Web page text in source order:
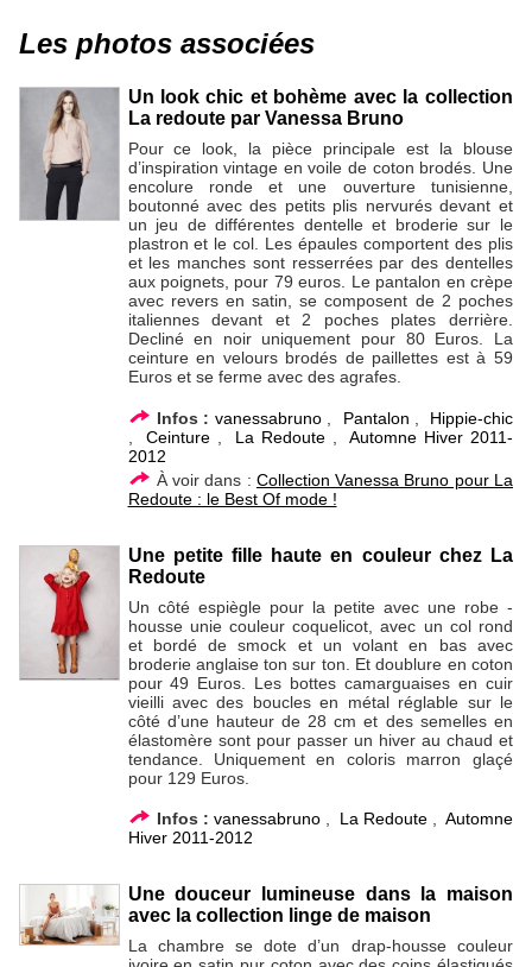
Les photos associées
Un look chic et bohème avec la collection
La redoute par Vanessa Bruno
Pour ce look, la pièce principale est la blouse
d’inspiration vintage en voile de coton brodés. Une
encolure ronde et une ouverture tunisienne,
boutonné avec des petits plis nervurés devant et
un jeu de différentes dentelle et broderie sur le
plastron et le col. Les épaules comportent des plis
et les manches sont resserrées par des dentelles
aux poignets, pour 79 euros. Le pantalon en crèpe
avec revers en satin, se composent de 2 poches
italiennes devant et 2 poches plates derrière.
Decliné en noir uniquement pour 80 Euros. La
ceinture en velours brodés de paillettes est à 59
Euros et se ferme avec des agrafes.
Infos : vanessabruno Pantalon
Hippie-chic
,Ceinture La Redoute ,Automne Hiver 2011-
2012
À voir dans : Collection Vanessa Bruno pour La
Redoute : le Best Of mode !
Une petite fille haute en couleur chez La
Redoute
Un côté espiègle pour la petite avec une robe -
housse unie couleur coquelicot, avec un col rond
et bordé de smock et un volant en bas avec
broderie anglaise ton sur ton. Et doublure en coton
pour 49 Euros. Les bottes camarguaises en cuir
vieilli avec des boucles en métal réglable sur le
côté d’une hauteur de 28 cm et des semelles en
élastomère sont pour passer un hiver au chaud et
tendance. Uniquement en coloris marron glaçé
pour 129 Euros.
Infos : vanessabruno, La Redoute, Automne
Hiver 2011-2012
Une douceur lumineuse dans la maison
avec la collection linge de maison
La chambre se dote d’un drap-housse couleur